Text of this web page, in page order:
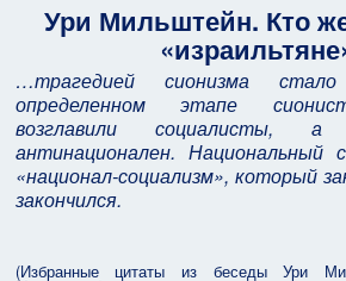
Ури Мильштейн. Кто
…трагедией сионизма
определенном этапе
возглавили социалисты,
антинационален.
«национал-социализм», который
закончился.
(Избранные цитаты из беседы Ури